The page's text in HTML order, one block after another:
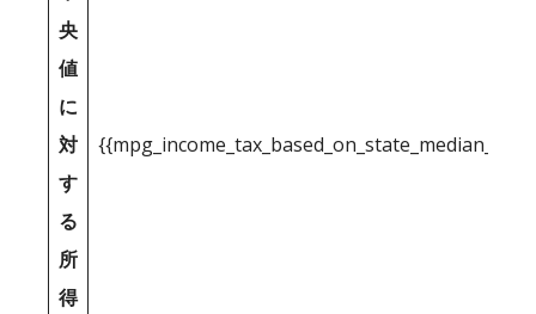
央
値
に
対
す
る
所
得